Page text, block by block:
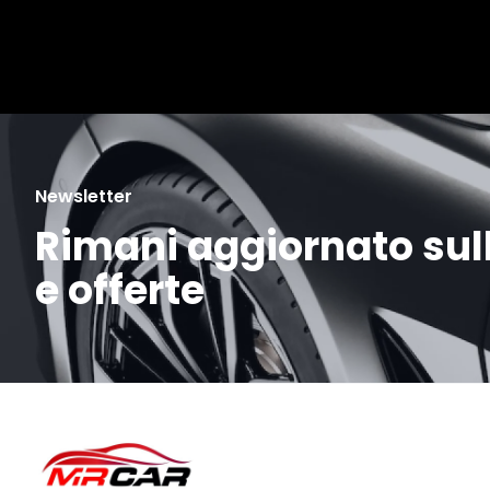
Newsletter
Rimani aggiornato
e offerte